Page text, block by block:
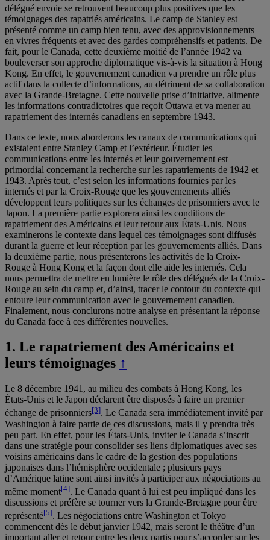
délégué envoie se retrouvent beaucoup plus positives que les
témoignages des rapatriés américains. Le camp de Stanley est
présenté comme un camp bien tenu, avec des approvisionnements
en vivres fréquents et avec des gardes compréhensifs et patients. De
fait, pour le Canada, cette deuxième moitié de l’année 1942 va
bouleverser son approche diplomatique vis-à-vis la situation à Hong
Kong. En effet, le gouvernement canadien va prendre un rôle plus
actif dans la collecte d’informations, au détriment de sa collaboration
avec la Grande-Bretagne. Cette nouvelle prise d’initiative, alimente
les informations contradictoires que reçoit Ottawa et va mener au
rapatriement des internés canadiens en septembre 1943.
Dans ce texte, nous aborderons les canaux de communications qui
existaient entre Stanley Camp et l’extérieur. Étudier les
communications entre les internés et leur gouvernement est
primordial concernant la recherche sur les rapatriements de 1942 et
1943. Après tout, c’est selon les informations fournies par les
internés et par la Croix-Rouge que les gouvernements alliés
développent leurs politiques sur les échanges de prisonniers avec le
Japon. La première partie explorera ainsi les conditions de
rapatriement des Américains et leur retour aux États-Unis. Nous
examinerons le contexte dans lequel ces témoignages sont diffusés
durant la guerre et leur réception par les gouvernements alliés. Dans
la deuxième partie, nous présenterons les activités de la Croix-
Rouge à Hong Kong et la façon dont elle aide les internés. Cela
nous permettra de mettre en lumière le rôle des délégués de la Croix-
Rouge au sein du camp et, d’ainsi, tracer le contour du contexte qui
entoure leur communication avec le gouvernement canadien.
Finalement, nous conclurons notre analyse en présentant la réponse
du Canada face à ces différentes nouvelles.
1. Le rapatriement des Américains et
leurs témoignages ↑
Le 8 décembre 1941, au milieu des combats à Hong Kong, les
États-Unis et le Japon déclarent être disposés à faire un premier
échange de prisonniers[3]. Le Canada sera immédiatement invité par
Washington à faire partie de ces discussions, mais il y prendra très
peu part. En effet, pour les États-Unis, inviter le Canada s’inscrit
dans une stratégie pour consolider ses liens diplomatiques avec ses
voisins américains dans le cadre de la gestion des populations
japonaises dans l’hémisphère occidentale ; plusieurs pays
d’Amérique latine sont ainsi invités à participer aux négociations au
même moment[4]. Le Canada quant à lui est peu impliqué dans les
discussions et préfère se tourner vers la Grande-Bretagne pour être
représenté[5]. Les négociations entre Washington et Tokyo
commencent dès le début janvier 1942, mais seront le théâtre d’un
important aller et retour entre les deux partis pour s’accorder sur les